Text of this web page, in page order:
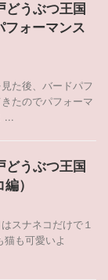
どうぶつ王国
フォーマンス
た後、バードパフ
たのでパフォーマ
...
どうぶつ王国
）
スナネコだけで１
も可愛いよ